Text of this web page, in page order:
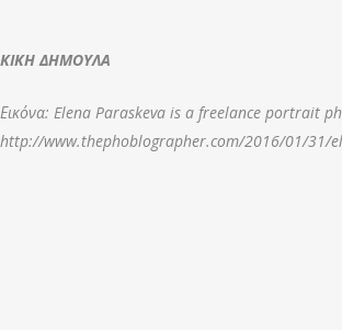
ΚΙΚΗ ΔΗΜΟΥΛΑ
Εικόνα: Elena Paraskeva is a freelance portrait
http://www.thephoblographer.com/2016/01/31/